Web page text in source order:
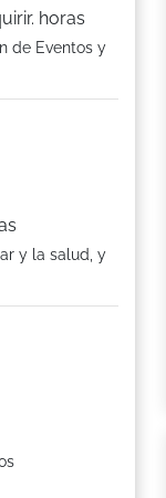
horas
de Eventos y
y la salud, y